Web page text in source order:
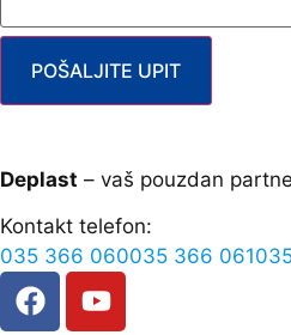
POŠALJITE UPIT
Deplast – vaš pouzdan
Kontakt telefon:
035 366 060035 366 061